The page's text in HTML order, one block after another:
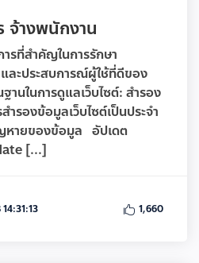
จ้างพนักงาน
ารที่สำคัญในการรักษา
ละประสบการณ์ผู้ใช้ที่ดีของ
นในการดูแลเว็บไซต์: สำรอง
รองข้อมูลเว็บไซต์เป็นประจำ
หายของข้อมูล อัปเดต
[...]
1,660